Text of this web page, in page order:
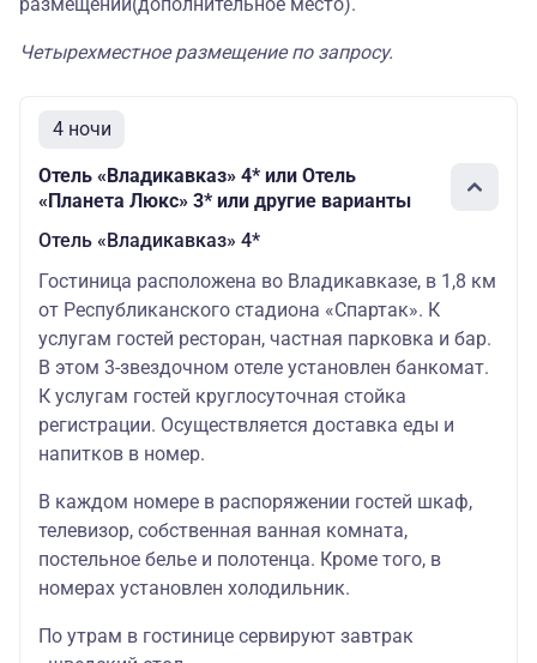
Махачкала
Отель «Камелия» 3* г.
размещении(дополнительное место).
Четырехместное размещение по запросу.
4 ночи
Отель «Владикавказ» 4* или Отель
«Планета Люкс» 3* или другие варианты
Отель «Владикавказ» 4*
Гостиница расположена во Владикавказе, в 1,8 км
от Республиканского стадиона «Спартак». К
услугам гостей ресторан, частная парковка и бар.
В этом 3-звездочном отеле установлен банкомат.
К услугам гостей круглосуточная стойка
регистрации. Осуществляется доставка еды и
напитков в номер.
В каждом номере в распоряжении гостей шкаф,
телевизор, собственная ванная комната,
постельное белье и полотенца. Кроме того, в
номерах установлен холодильник.
По утрам в гостинице сервируют завтрак